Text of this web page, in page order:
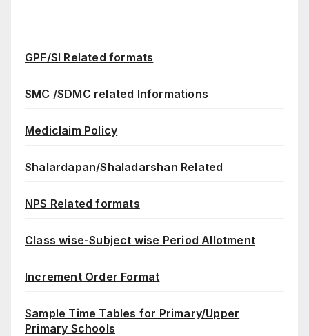
GPF/SI Related formats
SMC /SDMC related Informations
Mediclaim Policy
Shalardapan/Shaladarshan Related
NPS Related formats
Class wise-Subject wise Period Allotment
Increment Order Format
Sample Time Tables for Primary/Upper
Primary Schools